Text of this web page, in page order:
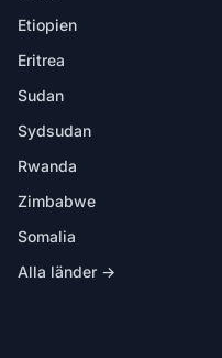
Etiopien
Eritrea
Sudan
Sydsudan
Rwanda
Zimbabwe
Somalia
Alla länder →